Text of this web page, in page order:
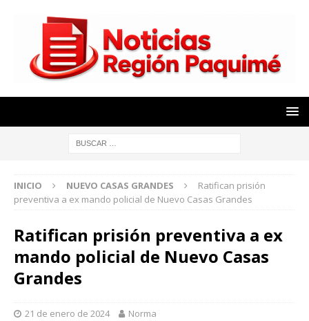
INICIO NUEVO CASAS GRANDES
Ratifican prisión
preventiva a ex mando policial de Nuevo Casas Grandes
Ratifican prisión preventiva a ex
mando policial de Nuevo Casas
Grandes
21 de enero de 2024 Norma